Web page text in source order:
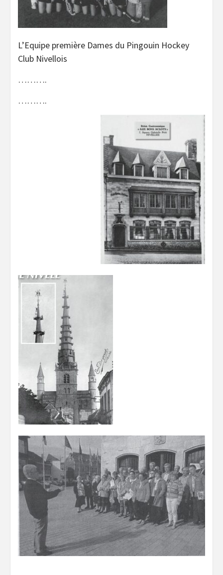
L’Equipe première Dames du Pingouin Hockey
Club Nivellois
……….
……….